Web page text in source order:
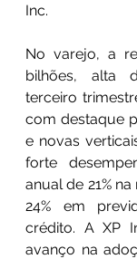
Inc.
No varejo, a
bilhões, alta
terceiro
com destaque
e novas
forte
anual de 21%
24% em
crédito. A XP
avanço na